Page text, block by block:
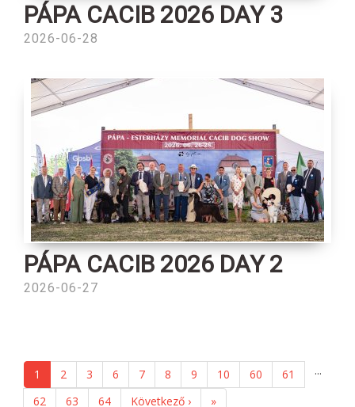
PÁPA CACIB 2026 DAY 3
2026-06-28
PÁPA CACIB 2026 DAY 2
2026-06-27
1 2 3 6 7 8 9 10 ...
60
61
62
63 64 Következő › »